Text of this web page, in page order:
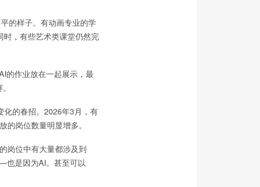
的样子。有动画专业的学
时，有些艺术类课堂仍然完
的作业放在一起展示，最
化的春招。2026年3月，有
岗位数量明显增多。
岗位中有大量都涉及到
也是因为AI。甚至可以